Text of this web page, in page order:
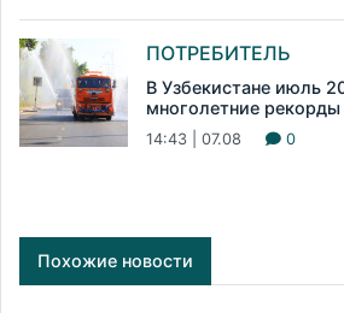
ПОТРЕБИТЕЛЬ
В Узбекистане июль
многолетние
14:43 | 07.08 0
Похожие новости